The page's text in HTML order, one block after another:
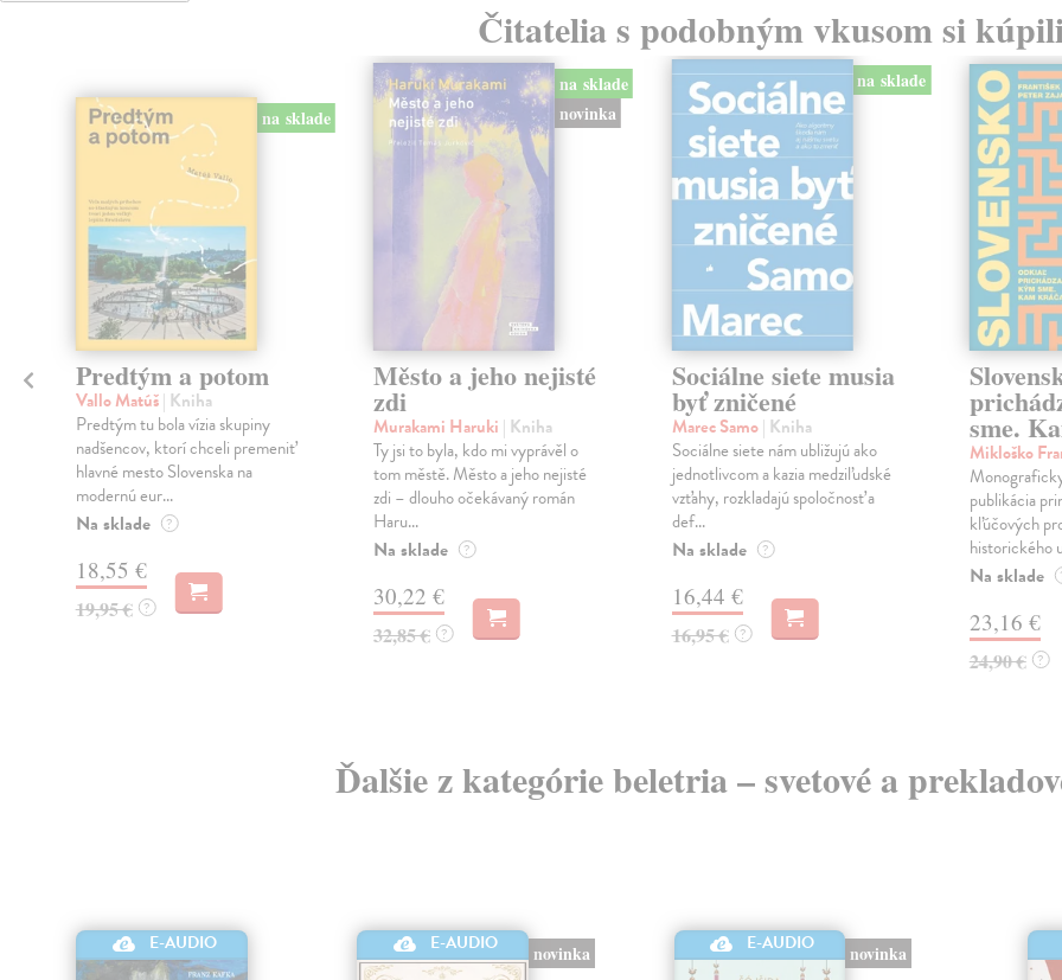
Čitatelia s podobným vkusom si
na sklade
Predtým a potom
Vallo Matúš| Kniha
Predtým tu bola vízia skupiny
nadšencov, ktorí chceli premeniť
hlavné mesto Slovenska na
modernú eur...
Na sklade ?
18,55 €
19,95 € ?
na sklade
novinka
Město a jeho nejisté
zdi
Murakami Haruki | Kniha
Ty jsi to byla, kdo mi vyprávěl o
tom městě. Město a jeho nejisté
zdi – dlouho očekávaný román
Haru...
Na sklade ?
30,22 €
32,85 € ?
na sklade
Sociálne siete musia
byť zničené
Marec Samo| Kniha
Sociálne siete nám ubližujú ako
jednotlivcom a kazia medziľudské
vzťahy, rozkladajú spoločnosť a
def...
Na sklade ?
16,44 €
16,95 € ?
sme.
Mikloško
publikácia
kľúčových
historického
Na sklade
23,16 €
24,90 € ?
Ďalšie z kategórie beletria – svetové a
E-AUDIO E-AUDIO novinka E-AUDIO novinka